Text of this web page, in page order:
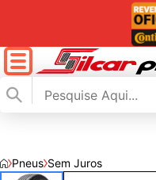
Pneus Sem Juros